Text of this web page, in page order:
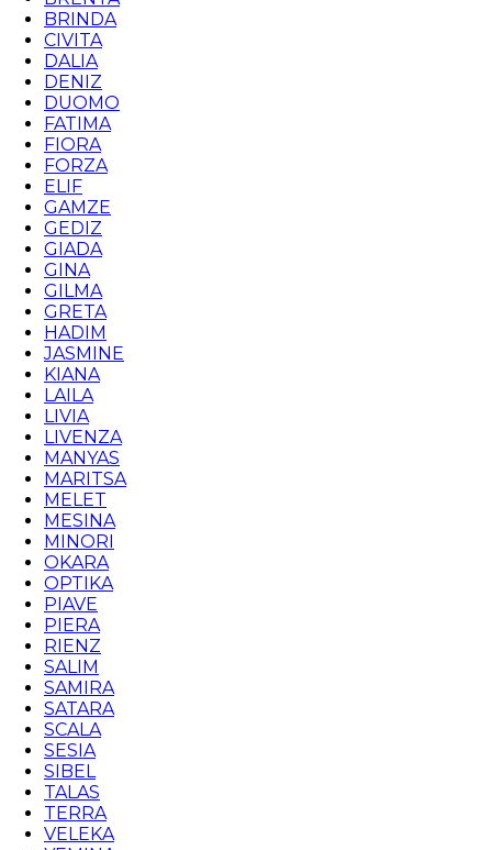
BRINDA
CIVITA
DALIA
DENIZ
DUOMO
FATIMA
FIORA
FORZA
ELIF
GAMZE
GEDIZ
GIADA
GINA
GILMA
GRETA
HADIM
JASMINE
KIANA
LAILA
LIVIA
LIVENZA
MANYAS
MARITSA
MELET
MESINA
MINORI
OKARA
OPTIKA
PIAVE
PIERA
RIENZ
SALIM
SAMIRA
SATARA
SCALA
SESIA
SIBEL
TALAS
TERRA
VELEKA